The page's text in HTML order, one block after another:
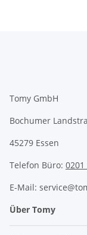
Tomy GmbH
Bochumer
45279 Essen
Telefon Büro: 0201
E-Mail:
Über Tomy